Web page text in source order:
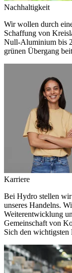
Nachhaltigkeit
Wir wollen durch
Schaffung von
Null-Aluminium bis
grünen Übergang
Karriere
Bei Hydro stellen
unseres Handelns.
Weiterentwicklung
Gemeinschaft von
Sich den wichtigsten